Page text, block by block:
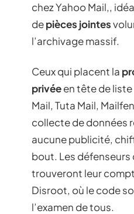
chez Yahoo Mail,,
depièces jointes
l’archivage massif.
Ceux qui placent la
privéeen tête de
Mail, Tuta Mail,
collecte de données
aucune publicité,
bout. Les défenseurs
trouveront leur
Disroot, où le code
l’examen de tous.